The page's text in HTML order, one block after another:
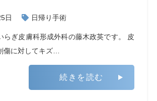
日 日帰り手術
らぎ皮膚科形成外科の藤木政英です。 皮
傷に対してキズ…
続きを読む